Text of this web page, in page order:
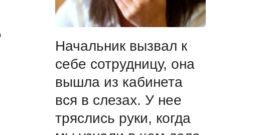
Начальник вызвал к
себе сотрудницу, она
вышла из кабинета
вся в слезах. У нее
тряслись руки, когда